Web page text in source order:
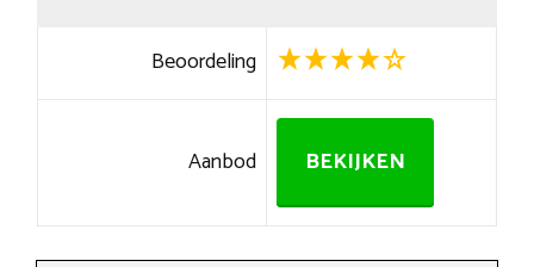
Beoordeling
Aanbod BEKIJKEN